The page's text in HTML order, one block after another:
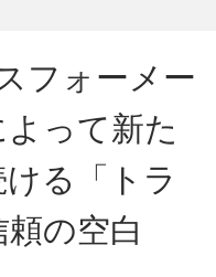
フォーメー
って新た
る「トラ
の空白